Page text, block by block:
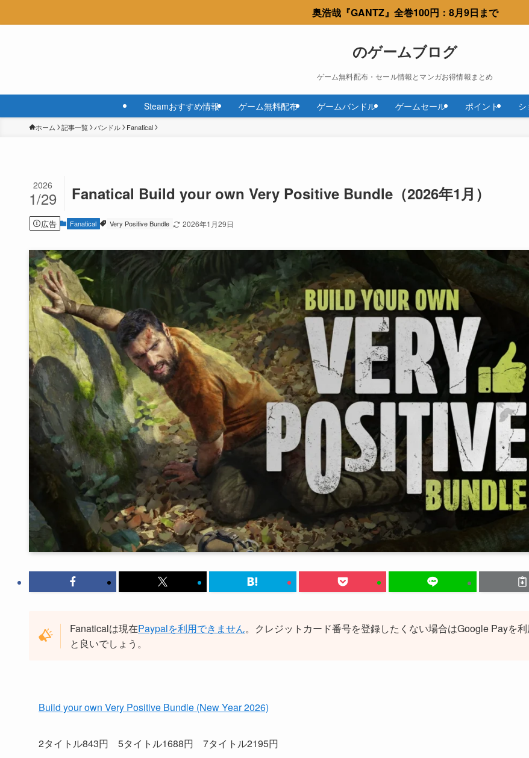
奥浩哉『GANTZ』全巻100円：8月9日まで
のゲームブログ
ゲーム無料配布・セール情報とマンガお得情報まとめ
Steamおすすめ情報 ゲーム無料配布 ゲームバンドル ゲームセール ポイント
ホーム 記事一覧 バンドル Fanatical
Fanatical Build your own Very Positive Bundle（2026年1月）
2026
1/29
広告 Fanatical Very Positive Bundle 2026年1月29日
Fanaticalは現在Paypalを利用できません。クレジットカード番号を登録したくない場合はGoogle Payを
と良いでしょう。
Build your own Very Positive Bundle (New Year 2026)
2タイトル843円 5タイトル1688円 7タイトル2195円